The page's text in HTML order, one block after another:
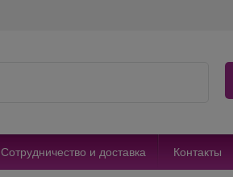
Сотрудничество и доставка Контакты